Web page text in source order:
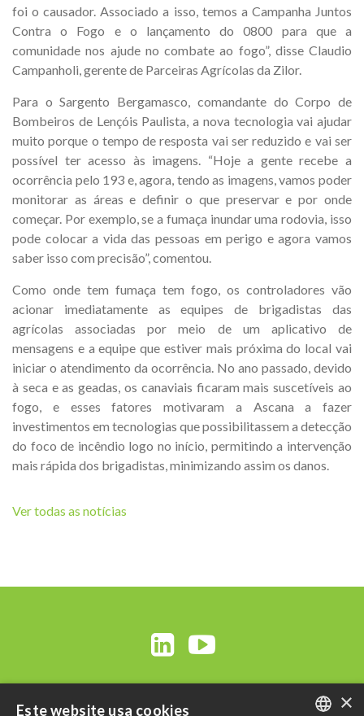
foi o causador. Associado a isso, temos a Campanha Juntos
Contra o Fogo e o lançamento do 0800 para que a
comunidade nos ajude no combate ao fogo”, disse Claudio
Campanholi, gerente de Parceiras Agrícolas da Zilor.
Para o Sargento Bergamasco, comandante do Corpo de
Bombeiros de Lençóis Paulista, a nova tecnologia vai ajudar
muito porque o tempo de resposta vai ser reduzido e vai ser
possível ter acesso às imagens. “Hoje a gente recebe a
ocorrência pelo 193 e, agora, tendo as imagens, vamos poder
monitorar as áreas e definir o que preservar e por onde
começar. Por exemplo, se a fumaça inundar uma rodovia, isso
pode colocar a vida das pessoas em perigo e agora vamos
saber isso com precisão”, comentou.
Como onde tem fumaça tem fogo, os controladores vão
acionar imediatamente as equipes de brigadistas das
agrícolas associadas por meio de um aplicativo de
mensagens e a equipe que estiver mais próxima do local vai
iniciar o atendimento da ocorrência. No ano passado, devido
à seca e as geadas, os canaviais ficaram mais suscetíveis ao
fogo, e esses fatores motivaram a Ascana a fazer
investimentos em tecnologias que possibilitassem a detecção
do foco de incêndio logo no início, permitindo a intervenção
mais rápida dos brigadistas, minimizando assim os danos.
Ver todas as notícias
×
Este website usa cookies